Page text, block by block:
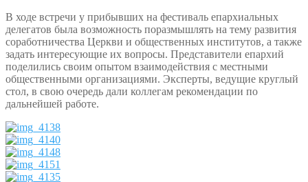
В ходе встречи у прибывших на фестиваль епархиальных
делегатов была возможность поразмышлять на тему развития
соработничества Церкви и общественных институтов, а также
задать интересующие их вопросы. Представители епархий
поделились своим опытом взаимодействия с местными
общественными организациями. Эксперты, ведущие круглый
стол, в свою очередь дали коллегам рекомендации по
дальнейшей работе.